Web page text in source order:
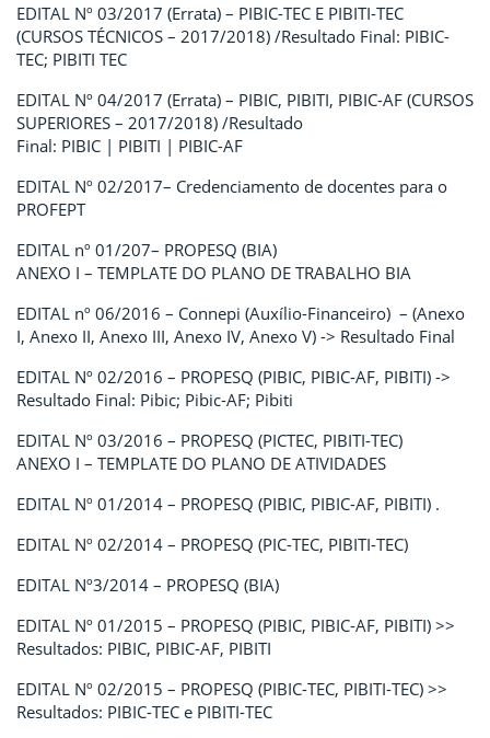
EDITAL Nº 03/2017 (Errata) – PIBIC-TEC E PIBITI-TEC
(CURSOS TÉCNICOS – 2017/2018) /Resultado Final: PIBIC-
TEC; PIBITI TEC
EDITAL Nº 04/2017 (Errata) – PIBIC, PIBITI, PIBIC-AF (CURSOS
SUPERIORES – 2017/2018) /Resultado
Final: PIBIC | PIBITI | PIBIC-AF
EDITAL Nº 02/2017– Credenciamento de docentes para o
PROFEPT
EDITAL nº 01/207– PROPESQ (BIA)
ANEXO I – TEMPLATE DO PLANO DE TRABALHO BIA
EDITAL nº 06/2016 – Connepi (Auxílio-Financeiro) – (Anexo
I, Anexo II, Anexo III, Anexo IV, Anexo V) -> Resultado Final
EDITAL Nº 02/2016 – PROPESQ (PIBIC, PIBIC-AF, PIBITI) ->
Resultado Final: Pibic; Pibic-AF; Pibiti
EDITAL Nº 03/2016 – PROPESQ (PICTEC, PIBITI-TEC)
ANEXO I – TEMPLATE DO PLANO DE ATIVIDADES
EDITAL Nº 01/2014 – PROPESQ (PIBIC, PIBIC-AF, PIBITI) .
EDITAL Nº 02/2014 – PROPESQ (PIC-TEC, PIBITI-TEC)
EDITAL Nº3/2014 – PROPESQ (BIA)
EDITAL Nº 01/2015 – PROPESQ (PIBIC, PIBIC-AF, PIBITI) >>
Resultados: PIBIC, PIBIC-AF, PIBITI
EDITAL Nº 02/2015 – PROPESQ (PIBIC-TEC, PIBITI-TEC) >>
Resultados: PIBIC-TEC e PIBITI-TEC